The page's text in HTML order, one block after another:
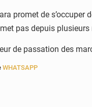
promet de
pas depuis
de passation des
WHATSAPP